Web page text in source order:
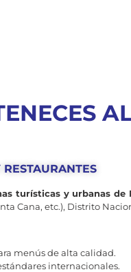
turísticas y urbanas de
Cana, etc.), Distrito
menús de alta calidad.
internacionales.